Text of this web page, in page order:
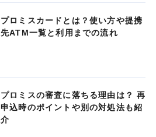
プロミスカードとは？使い方や提携
先ATM一覧と利用までの流れ
プロミスの審査に落ちる理由は？ 再
申込時のポイントや別の対処法も紹
介